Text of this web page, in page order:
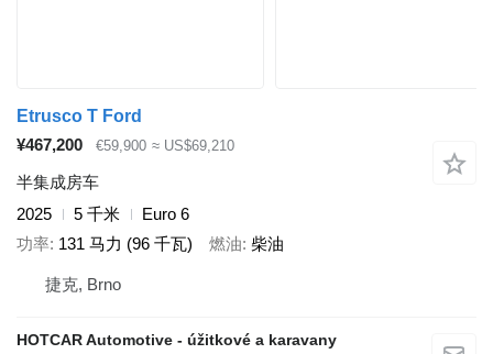
Etrusco T Ford
¥467,200
€59,900 ≈ US$69,210
半集成房车
2025
5 千米
Euro 6
功率 131 马力 (96 千瓦) 燃油 柴油
捷克, Brno
HOTCAR Automotive - úžitkové a karavany